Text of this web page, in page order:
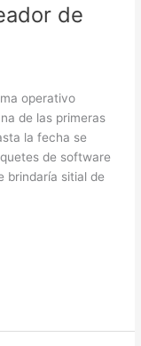
de
operativo
de las primeras
la fecha se
de software
brindaría sitial de